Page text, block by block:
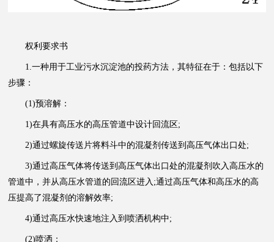
权利要求书
1.一种用于工业污水沉淀池的投药方法，其特征在于：包括以下
步骤：
(1)预溶解：
1)在具有高压水的高压管道中设计回流区;
2)通过螺旋传送片将料斗中的混凝剂传送到高压气体出口处;
3)通过高压气体将传送到高压气体出口处的混凝剂吹入高压水的
管道中，并从高压水管道的回流区进入;通过高压气体和高压水的高
压提高了混凝剂的溶解效率;
4)通过高压水快速地注入到喷洒机构中;
(2)喷洒：